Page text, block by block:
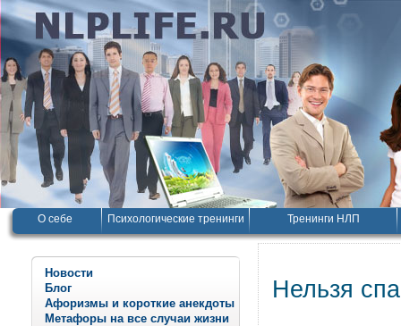
О себе Психологические тренинги Тренинги НЛП
Новости
Блог
Афоризмы и короткие анекдоты
Метафоры на все случаи жизни
Нельзя